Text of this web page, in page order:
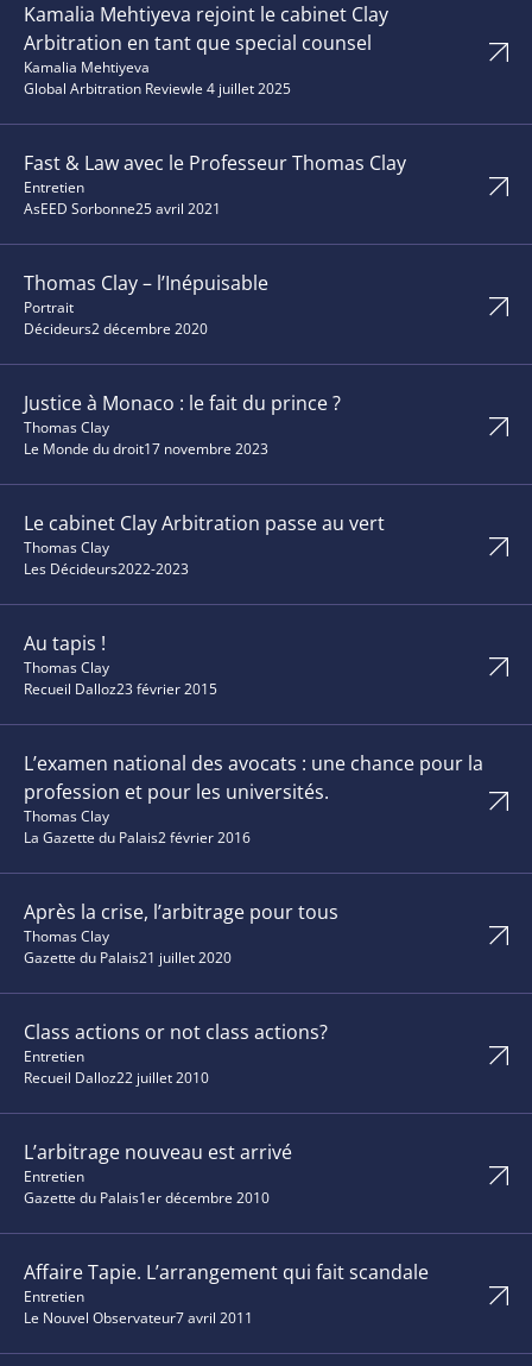
Kamalia Mehtiyeva rejoint le cabinet Clay
Arbitration en tant que special counsel
Kamalia Mehtiyeva
Global Arbitration Reviewle 4 juillet 2025
Fast & Law avec le Professeur Thomas Clay
Entretien
AsEED Sorbonne25 avril 2021
Thomas Clay – l’Inépuisable
Portrait
Décideurs2 décembre 2020
Justice à Monaco : le fait du prince ?
Thomas Clay
Le Monde du droit17 novembre 2023
Le cabinet Clay Arbitration passe au vert
Thomas Clay
Les Décideurs2022-2023
Au tapis !
Thomas Clay
Recueil Dalloz23 février 2015
L’examen national des avocats : une chance pour la
profession et pour les universités.
Thomas Clay
La Gazette du Palais2 février 2016
Après la crise, l’arbitrage pour tous
Thomas Clay
Gazette du Palais21 juillet 2020
Class actions or not class actions?
Entretien
Recueil Dalloz22 juillet 2010
L’arbitrage nouveau est arrivé
Entretien
Gazette du Palais1er décembre 2010
Affaire Tapie. L’arrangement qui fait scandale
Entretien
Le Nouvel Observateur7 avril 2011